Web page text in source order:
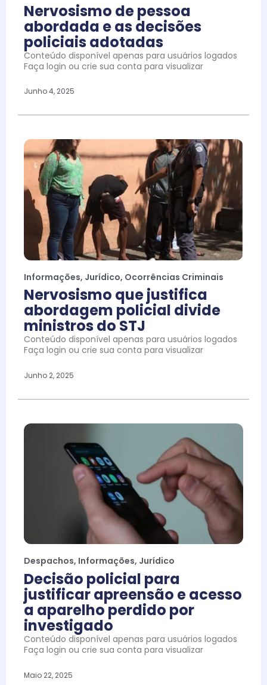
Nervosismo de pessoa
abordada e as decisões
policiais adotadas
Conteúdo disponível apenas para usuários logados
Faça login ou crie sua conta para visualizar
Junho 4, 2025
Informações, Jurídico, Ocorrências Criminais
Nervosismo que justifica
abordagem policial divide
ministros do STJ
Conteúdo disponível apenas para usuários logados
Faça login ou crie sua conta para visualizar
Junho 2, 2025
Despachos, Informações, Jurídico
Decisão policial para
justificar apreensão e acesso
a aparelho perdido por
investigado
Conteúdo disponível apenas para usuários logados
Faça login ou crie sua conta para visualizar
Maio 22, 2025